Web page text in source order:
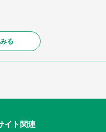
る
イト関連